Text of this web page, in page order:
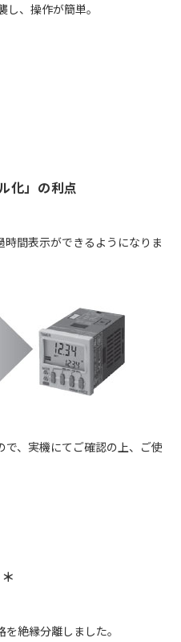
、操作が簡単。
化」の利点
間表示ができるようになりま
で、実機にてご確認の上、ご使
絶縁分離しました。